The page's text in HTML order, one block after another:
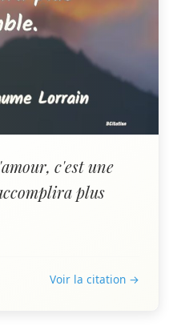
c'est une
plus
Voir la citation →